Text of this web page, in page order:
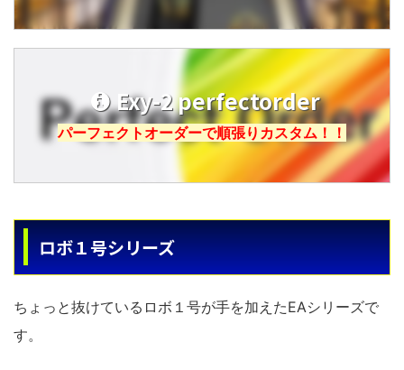
Exy-2 perfectorder
パーフェクトオーダーで順張りカスタム！！
ロボ１号シリーズ
ちょっと抜けているロボ１号が手を加えたEAシリーズで
す。